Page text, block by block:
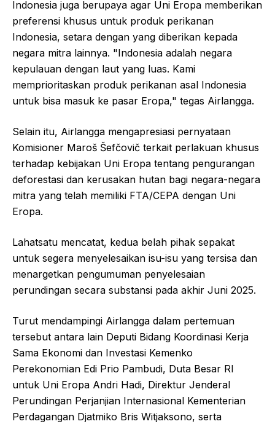
Indonesia juga berupaya agar Uni Eropa memberikan
preferensi khusus untuk produk perikanan
Indonesia, setara dengan yang diberikan kepada
negara mitra lainnya. "Indonesia adalah negara
kepulauan dengan laut yang luas. Kami
memprioritaskan produk perikanan asal Indonesia
untuk bisa masuk ke pasar Eropa," tegas Airlangga.
Selain itu, Airlangga mengapresiasi pernyataan
Komisioner Maroš Šefčovič terkait perlakuan khusus
terhadap kebijakan Uni Eropa tentang pengurangan
deforestasi dan kerusakan hutan bagi negara-negara
mitra yang telah memiliki FTA/CEPA dengan Uni
Eropa.
Lahatsatu mencatat, kedua belah pihak sepakat
untuk segera menyelesaikan isu-isu yang tersisa dan
menargetkan pengumuman penyelesaian
perundingan secara substansi pada akhir Juni 2025.
Turut mendampingi Airlangga dalam pertemuan
tersebut antara lain Deputi Bidang Koordinasi Kerja
Sama Ekonomi dan Investasi Kemenko
Perekonomian Edi Prio Pambudi, Duta Besar RI
untuk Uni Eropa Andri Hadi, Direktur Jenderal
Perundingan Perjanjian Internasional Kementerian
Perdagangan Djatmiko Bris Witjaksono, serta